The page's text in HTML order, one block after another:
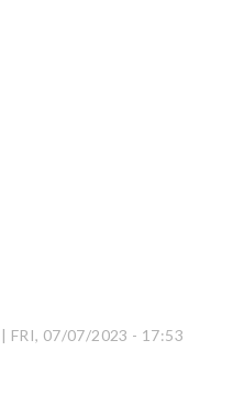
FRI, 07/07/2023 - 17:53